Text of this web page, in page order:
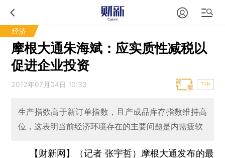
经济
摩根大通朱海斌：应实质性减税以
促进企业投资
2012年07月04日 10:33 T中
生产指数高于新订单指数，且产成品库存指数维持高
位，这表明当前经济环境存在的主要问题是内需疲软
【财新网】（记者 张宇哲） 摩根大通发布的最